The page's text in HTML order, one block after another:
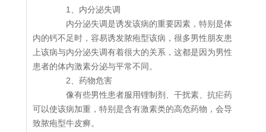
1、内分泌失调
内分泌失调是诱发该病的重要因素，特别是体
内的钙不足时，容易诱发脓疱型该病，很多男性朋友患
上该病与内分泌失调有着很大的关系，这都是因为男性
患者的体内激素分泌与平常不同。
2、药物危害
像有些男性患者服用锂制剂、干扰素、抗疟药
可以使该病加重，特别是含有激素类的高危药物，会导
致脓疱型牛皮癣。